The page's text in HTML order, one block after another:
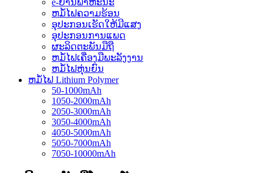
e-ຍານພາຫະນະ
ຫມໍ້ໄຟຄວາມຮ້ອນ
ອຸປະກອນເຮັດໃຫ້ມີແສງ
ອຸປະກອນການແພດ
ຜະລິດຕະພັນມືຖື
ຫມໍ້ໄຟເຄື່ອງມືພະລັງງານ
ຫມໍ້ໄຟຫຸ່ນຍົນ
ຫມໍ້ໄຟ Lithium Polymer
50-1000mAh
1050-2000mAh
2050-3000mAh
3050-4000mAh
4050-5000mAh
5050-7000mAh
7050-10000mAh